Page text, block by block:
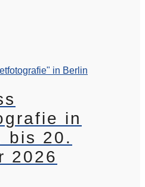
in
bis 20.
2026